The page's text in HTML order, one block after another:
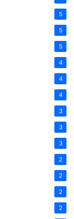
5
5
5
4
4
4
3
3
3
2
2
2
2